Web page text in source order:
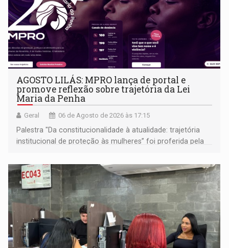
AGOSTO LILÁS: MPRO lança de portal e
promove reflexão sobre trajetória da Lei
Maria da Penha
Geral 06 de Agosto de 2026 às 17:15
Palestra "Da constitucionalidade à atualidade: trajetória
institucional de proteção às mulheres” foi proferida pela
Goiás